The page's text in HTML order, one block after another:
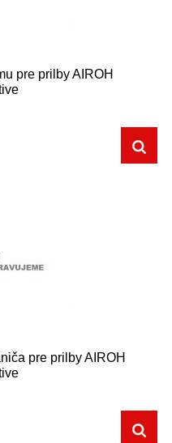
pre prilby AIROH
pre prilby AIROH